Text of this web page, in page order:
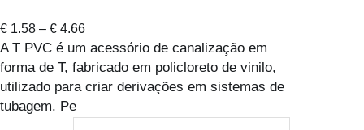
€ 1.58 – € 4.66P
r
i
c
A T PVC é um acessório de canalização em
forma de T, fabricado em policloreto de vinilo,
utilizado para criar derivações em sistemas de
tubagem. Pe